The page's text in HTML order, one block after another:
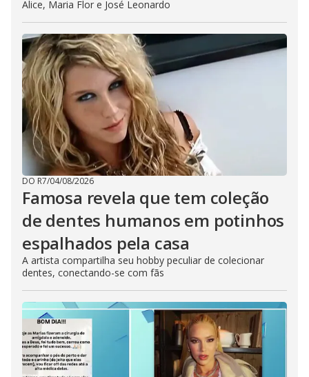
Alice, Maria Flor e José Leonardo
DO R7/04/08/2026
Famosa revela que tem coleção
de dentes humanos em potinhos
espalhados pela casa
A artista compartilha seu hobby peculiar de colecionar
dentes, conectando-se com fãs